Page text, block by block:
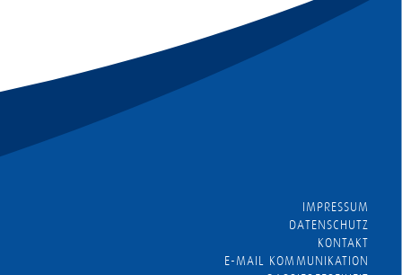
IMPRESSUM
DATENSCHUTZ
KONTAKT
E-MAIL KOMMUNIKATION